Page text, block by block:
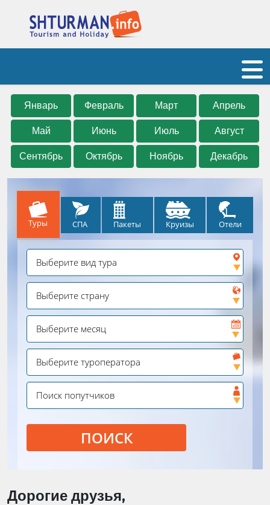
Январь Февраль Март Апрель
Май Июнь Июль Август
Сентябрь Октябрь Ноябрь Декабрь
Туры СПА Пакеты Круизы Отели
ПОИСК
Дорогие друзья,